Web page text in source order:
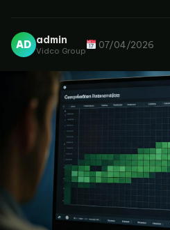
AD admin
Vidco Group
07/04/2026